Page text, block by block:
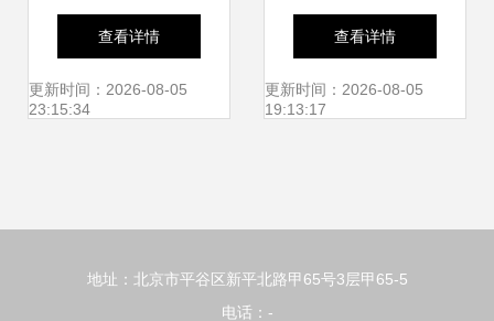
连通工程全速推进
助力城市交通升级
查看详情
更新时间：2026-08-05
23:15:34
工程师与工人的协
作之歌
查看详情
更新时间：2026-08-05
19:13:17
地址：北京市平谷区新平北路甲65号3层甲65-5
电话：-